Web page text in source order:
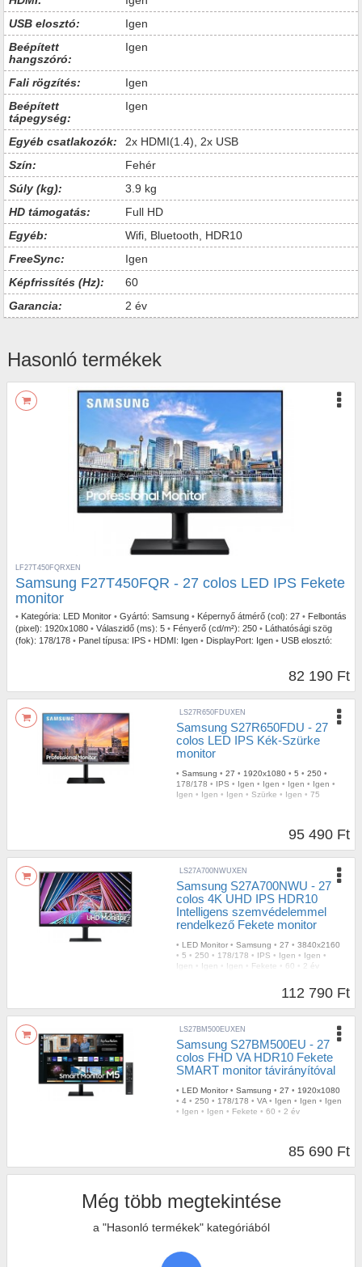
USB elosztó:
Igen
Beépített
hangszóró:
Igen
Fali rögzítés:
Igen
Beépített
tápegység:
Igen
Egyéb csatlakozók:
2x HDMI(1.4), 2x USB
Szín:
Fehér
Súly (kg):
3.9 kg
HD támogatás:
Full HD
Egyéb:
Wifi, Bluetooth, HDR10
FreeSync:
Igen
Képfrissítés (Hz):
60
Garancia:
2 év
Hasonló termékek
LF27T450FQRXEN
Samsung F27T450FQR - 27 colos LED IPS Fekete
monitor
• Kategória: LED Monitor • Gyártó: Samsung • Képernyő átmérő (col): 27 • Felbontás
(pixel): 1920x1080 • Válaszidő (ms): 5 • Fényerő (cd/m²): 250 • Láthatósági szög
(fok): 178/178 • Panel típusa: IPS • HDMI: Igen • DisplayPort: Igen • USB elosztó:
82 190 Ft
LS27R650FDUXEN
Samsung S27R650FDU - 27
colos LED IPS Kék-Szürke
monitor
• Samsung • 27 • 1920x1080 • 5 • 250 •
178/178 • IPS • Igen • Igen • Igen • Igen •
Igen • Igen • Igen • Szürke • Igen • 75
95 490 Ft
LS27A700NWUXEN
Samsung S27A700NWU - 27
colos 4K UHD IPS HDR10
Intelligens szemvédelemmel
rendelkező Fekete monitor
• LED Monitor • Samsung • 27 • 3840x2160
• 5 • 250 • 178/178 • IPS • Igen • Igen •
Igen
Igen Igen Fekete 60 2 év
112 790 Ft
LS27BM500EUXEN
Samsung S27BM500EU - 27
colos FHD VA HDR10 Fekete
SMART monitor távirányítóval
• LED Monitor • Samsung • 27 • 1920x1080
• 4 • 250 • 178/178 • VA • Igen • Igen • Igen
• Igen • Igen • Fekete • 60 • 2 év
85 690 Ft
Még több megtekintése
a "Hasonló termékek" kategóriából